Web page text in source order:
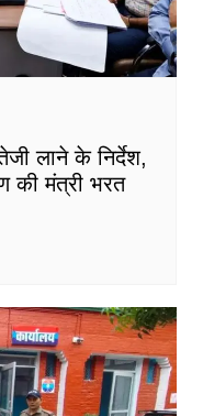
लाने के निर्देश,
की मंत्री भरत